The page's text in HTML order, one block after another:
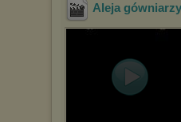
Aleja